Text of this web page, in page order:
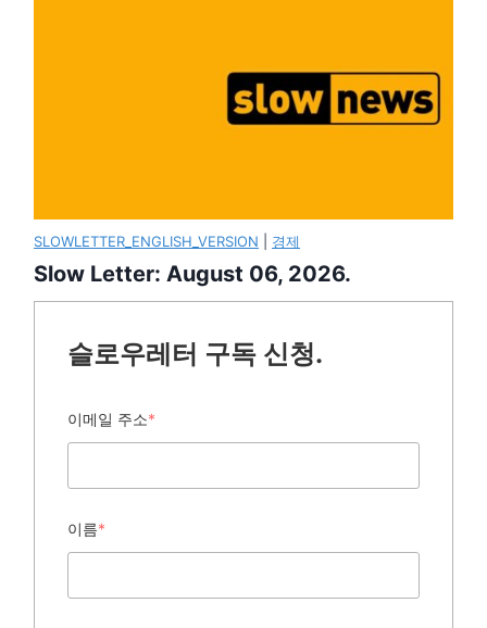
SLOWLETTER_ENGLISH_VERSION 경제
Slow Letter: August 06, 2026.
슬로우레터 구독 신청.
이메일 주소*
이름*